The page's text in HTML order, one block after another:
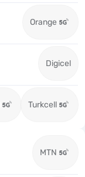
Orange
Digicel
Turkcell
MTN